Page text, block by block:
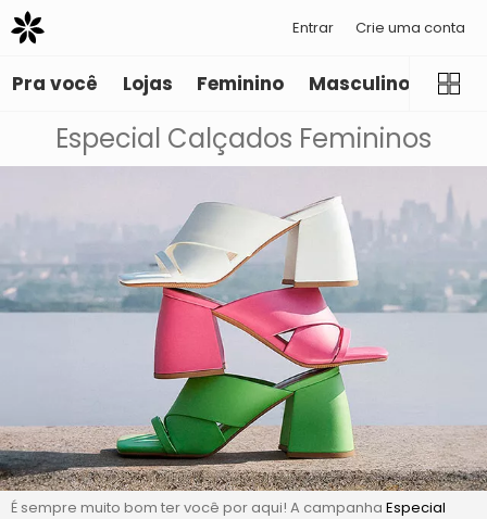
Entrar Crie uma conta
Pra você Lojas Feminino Masculino
Especial Calçados Femininos
É sempre muito bom ter você por aqui! A campanha Especial